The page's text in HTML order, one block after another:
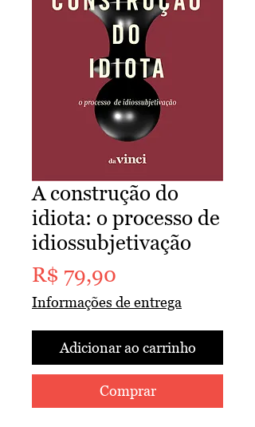
A construção do
idiota: o processo de
idiossubjetivação
R$ 79,90
Informações de entrega
Adicionar ao carrinho
Comprar